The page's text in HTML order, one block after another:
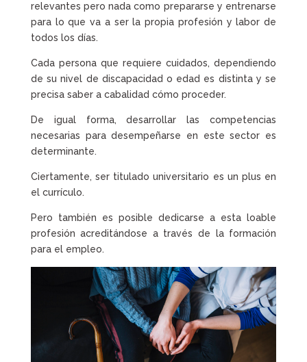
relevantes pero nada como prepararse y entrenarse
para lo que va a ser la propia profesión y labor de
todos los días.
Cada persona que requiere cuidados, dependiendo
de su nivel de discapacidad o edad es distinta y se
precisa saber a cabalidad cómo proceder.
De igual forma, desarrollar las competencias
necesarias para desempeñarse en este sector es
determinante.
Ciertamente, ser titulado universitario es un plus en
el currículo.
Pero también es posible dedicarse a esta loable
profesión acreditándose a través de la formación
para el empleo.